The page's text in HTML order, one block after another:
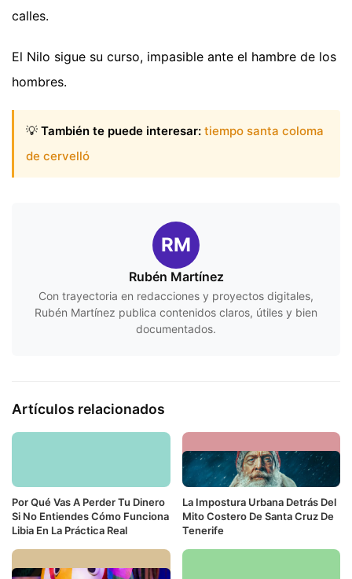
calles.
El Nilo sigue su curso, impasible ante el hambre de los
hombres.
💡 También te puede interesar: tiempo santa coloma
de cervelló
RM
Rubén Martínez
Con trayectoria en redacciones y proyectos digitales,
Rubén Martínez publica contenidos claros, útiles y bien
documentados.
Artículos relacionados
Por Qué Vas A Perder Tu Dinero
Si No Entiendes Cómo Funciona
Libia En La Práctica Real
La Impostura Urbana Detrás Del
Mito Costero De Santa Cruz De
Tenerife